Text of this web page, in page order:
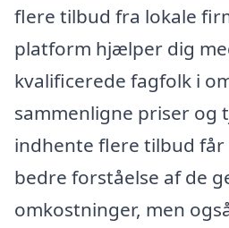
flere tilbud fra lokale
platform hjælper dig
kvalificerede fagfolk i
sammenligne priser og
indhente flere tilbud får
bedre forståelse af de
omkostninger, men